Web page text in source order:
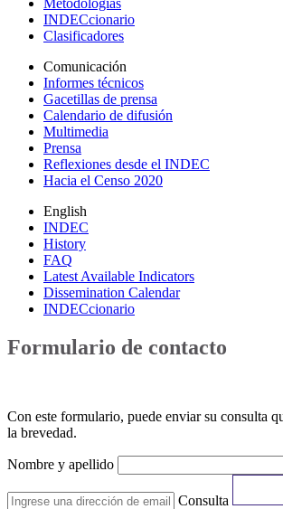
Metodologías
INDECcionario
Clasificadores
Comunicación
Informes técnicos
Gacetillas de prensa
Calendario de difusión
Multimedia
Prensa
Reflexiones desde el INDEC
Hacia el Censo 2020
English
INDEC
History
FAQ
Latest Available Indicators
Dissemination Calendar
INDECcionario
Formulario de contacto
Con este formulario, puede enviar su consulta
la brevedad.
Nombre y apellido
Consulta